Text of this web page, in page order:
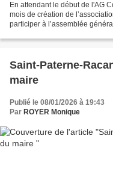
En attendant le début de l'AG
mois de création de
participer à l’assemblée
Saint-Paterne-
maire
Publié le 08/01/2026 à 19:43
Par ROYER Monique